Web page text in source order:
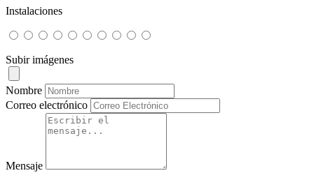
Instalaciones
Subir imágenes
Nombre
Correo electrónico
Mensaje